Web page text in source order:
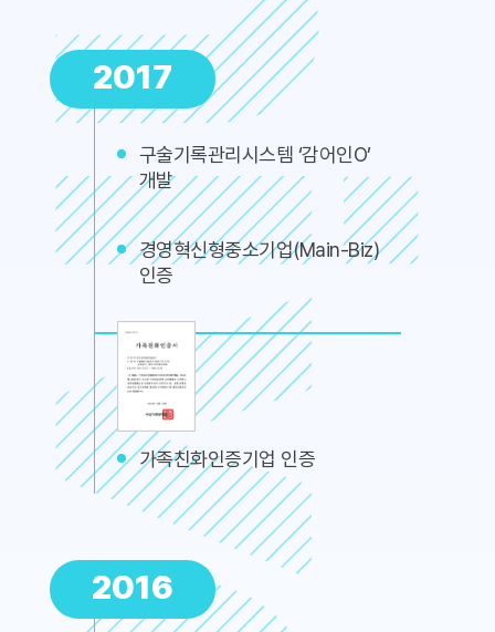
2017
구술기록관리시스템 ‘감어인O’
개발
경영혁신형중소기업(Main-Biz)
인증
가족친화인증기업 인증
2016